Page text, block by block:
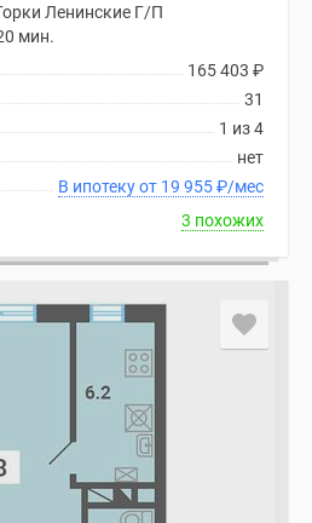
Ленинские Г/П
мин.
165 403 ₽
31
1 из 4
нет
В ипотеку от 19 955₽/мес
3 похожих